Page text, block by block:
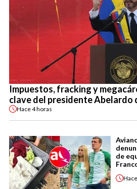
Impuestos, fracking y
clave del presidente Abelardo
Hace4 horas
de
Hace